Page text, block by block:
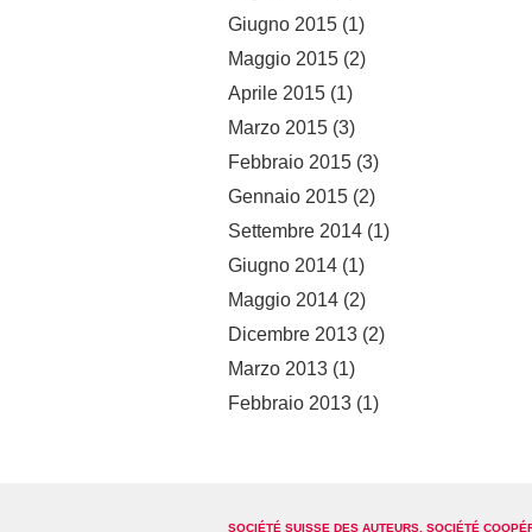
Giugno 2015 (1)
Maggio 2015 (2)
Aprile 2015 (1)
Marzo 2015 (3)
Febbraio 2015 (3)
Gennaio 2015 (2)
Settembre 2014 (1)
Giugno 2014 (1)
Maggio 2014 (2)
Dicembre 2013 (2)
Marzo 2013 (1)
Febbraio 2013 (1)
SOCIÉTÉ SUISSE DES AUTEURS, SOCIÉTÉ